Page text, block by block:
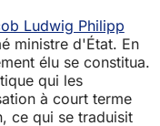
Ludwig Philipp
ministre d'État. En
élu se constitua.
qui les
à court terme
ce qui se traduisit